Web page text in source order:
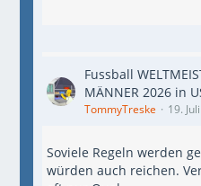
Fussball
MÄNNER 2026 in
TommyTreske 19.
Soviele Regeln werden
würden auch reichen.